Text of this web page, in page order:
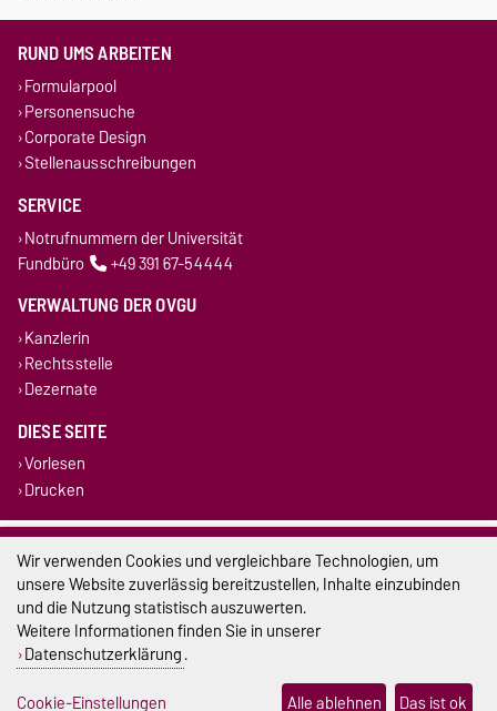
RUND UMS ARBEITEN
Formularpool
Personensuche
Corporate Design
Stellenausschreibungen
SERVICE
Notrufnummern der Universität
Fundbüro
+49 391 67-54444
VERWALTUNG DER OVGU
Kanzlerin
Rechtsstelle
Dezernate
DIESE SEITE
Vorlesen
Drucken
Impressum
Datenschutz
Barrierefreiheit
Cookie-Einstellungen
Wir verwenden Cookies und vergleichbare Technologien, um
unsere Website zuverlässig bereitzustellen, Inhalte einzubinden
und die Nutzung statistisch auszuwerten.
Weitere Informationen finden Sie in unserer
Datenschutzerklärung.
Cookie-Einstellungen
Alle ablehnen Das ist ok